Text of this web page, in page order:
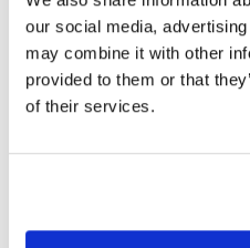
our social media,
may combine it with other
provided to them or that
of their services.
In quanto di età superiore ai
al trattamento dei miei dati
all’ informativa privacy.
relative ai prodotti e servizi a
** le sedi contrassegnate con *
RICHIEDI